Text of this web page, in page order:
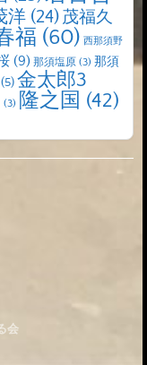
洋 (24)茂福久
福 (60) 西那須野
(9) 那須塩原 (3) 那須
(5)金太郎3
(3) 隆之国 (42)
会